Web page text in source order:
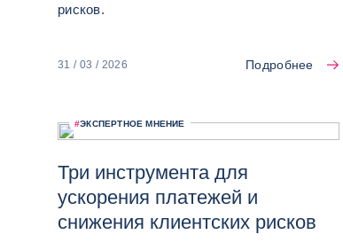
рисков.
31 / 03 / 2026 Подробнее
#ЭКСПЕРТНОЕ МНЕНИЕ
Три инструмента для
ускорения платежей и
снижения клиентских рисков